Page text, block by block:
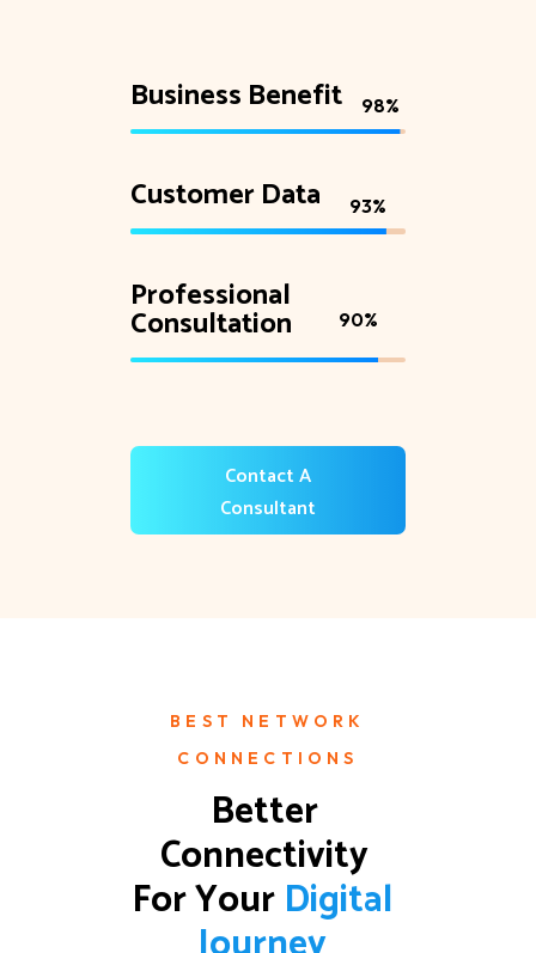
Business Benefit 98%
Customer Data 93%
Professional
Consultation 90%
Contact A
Consultant
BEST NETWORK
CONNECTIONS
Better
Connectivity
For Your Digital